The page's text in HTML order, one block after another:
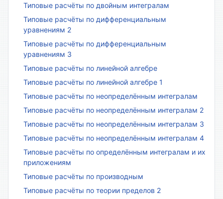
Типовые расчёты по двойным интегралам
Типовые расчёты по дифференциальным
уравнениям 2
Типовые расчёты по дифференциальным
уравнениям 3
Типовые расчёты по линейной алгебре
Типовые расчёты по линейной алгебре 1
Типовые расчёты по неопределённым интегралам
Типовые расчёты по неопределённым интегралам 2
Типовые расчёты по неопределённым интегралам 3
Типовые расчёты по неопределённым интегралам 4
Типовые расчёты по определённым интегралам и их
приложениям
Типовые расчёты по производным
Типовые расчёты по теории пределов 2